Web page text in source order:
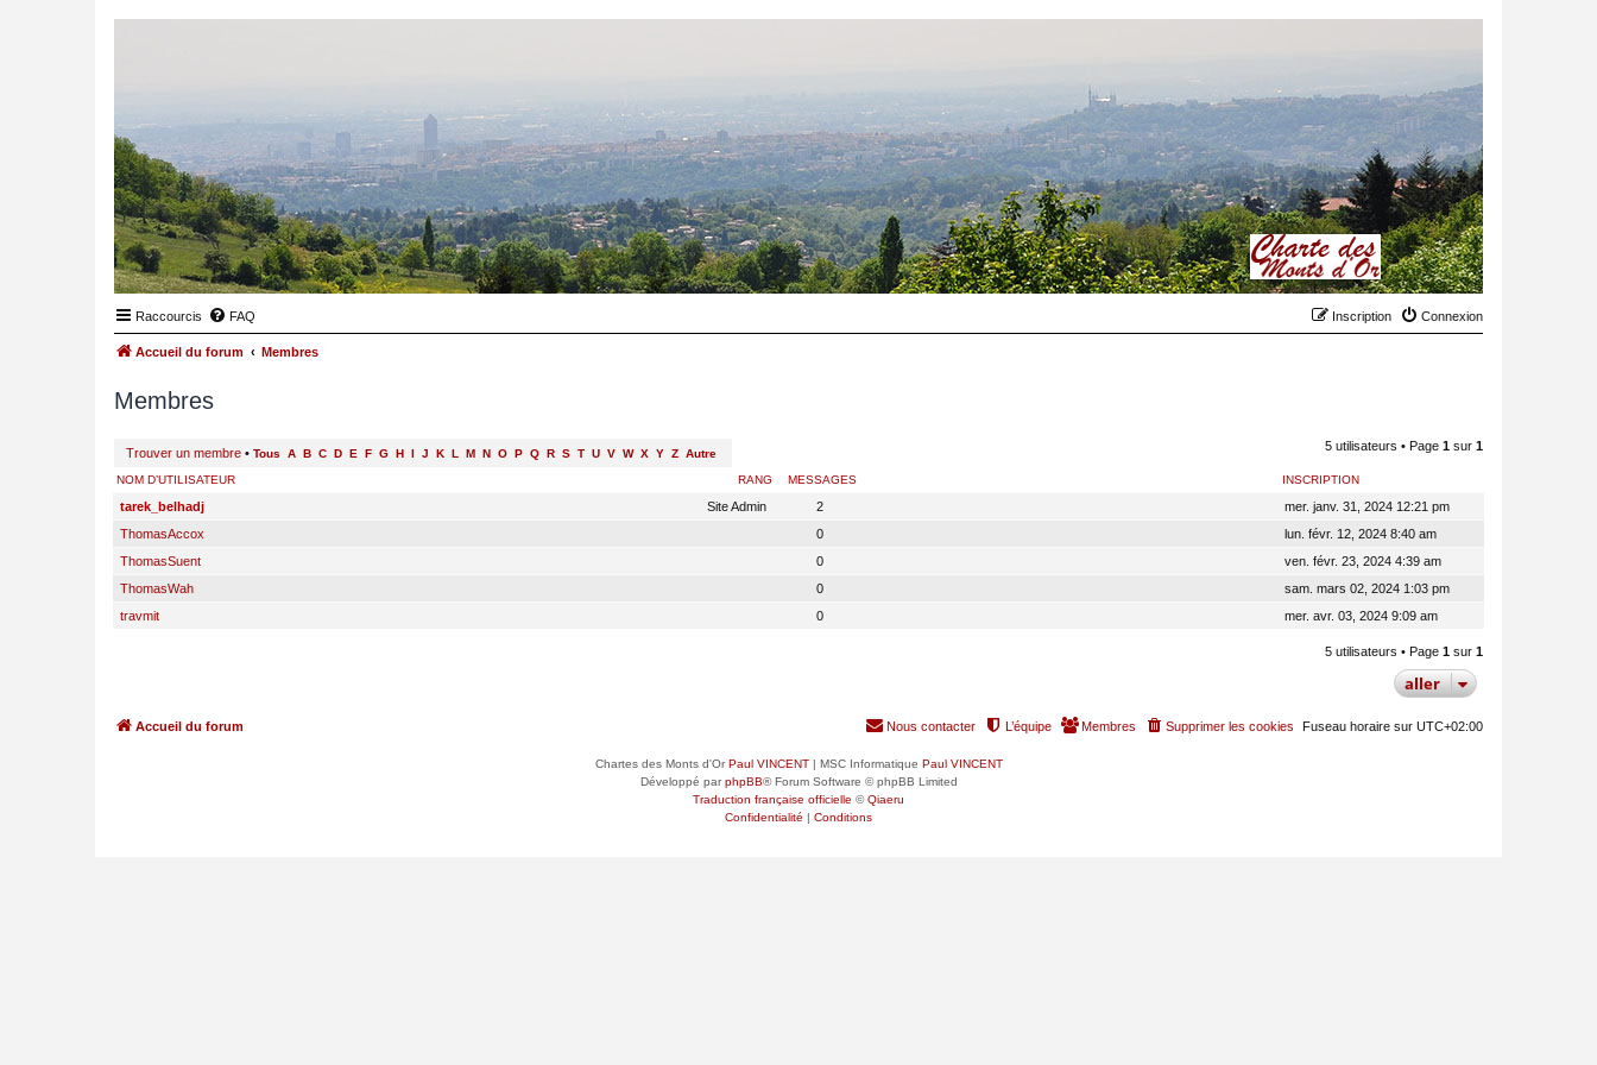
Raccourcis FAQ Connexion
Inscription
Accueil du forum Membres
Membres
Trouver un membre • Tous A B C D E F G H I J K L M N O P Q R S T U V W X Y Z Autre
5 utilisateurs • Page 1 sur 1
RANG
NOM D’UTILISATEUR MESSAGES INSCRIPTION
Site Admin
tarek_belhadj 2
mer. janv. 31, 2024 12:21 pm
ThomasAccox
0
lun. févr. 12, 2024 8:40 am
ThomasSuent
0
ven. févr. 23, 2024 4:39 am
ThomasWah
0
sam. mars 02, 2024 1:03 pm
travmit
0 mer. avr. 03, 2024 9:09 am
5 utilisateurs • Page 1 sur 1
aller
Accueil du forum Fuseau horaire sur UTC+02:00
Supprimer les cookies
Membres
L’équipe
Nous contacter
Chartes des Monts d'OrPaul VINCENT| MSC Informatique Paul VINCENT
Développé parphpBB® Forum Software © phpBB Limited
Traduction française officielle ©Qiaeru
Confidentialité | Conditions